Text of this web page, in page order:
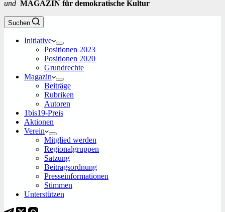
und MAGAZIN für demokratische Kultur
Suchen
Initiative
Positionen 2023
Positionen 2020
Grundrechte
Magazin
Beiträge
Rubriken
Autoren
1bis19-Preis
Aktionen
Verein
Mitglied werden
Regionalgruppen
Satzung
Beitragsordnung
Presseinformationen
Stimmen
Unterstützen